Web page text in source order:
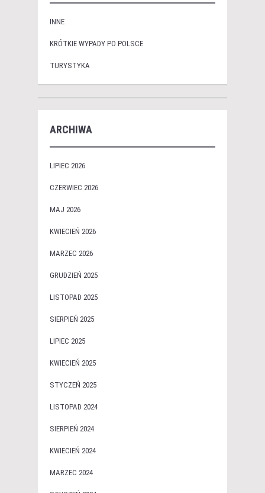
INNE
KRÓTKIE WYPADY PO POLSCE
TURYSTYKA
ARCHIWA
LIPIEC 2026
CZERWIEC 2026
MAJ 2026
KWIECIEŃ 2026
MARZEC 2026
GRUDZIEŃ 2025
LISTOPAD 2025
SIERPIEŃ 2025
LIPIEC 2025
KWIECIEŃ 2025
STYCZEŃ 2025
LISTOPAD 2024
SIERPIEŃ 2024
KWIECIEŃ 2024
MARZEC 2024